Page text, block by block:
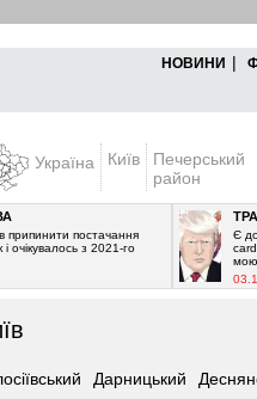
НОВИНИ |
Україна Київ
Печерський
район
постачання
з 2021-го
ТРАМП
Є добре
cardВ».
мою ...
Дарницький